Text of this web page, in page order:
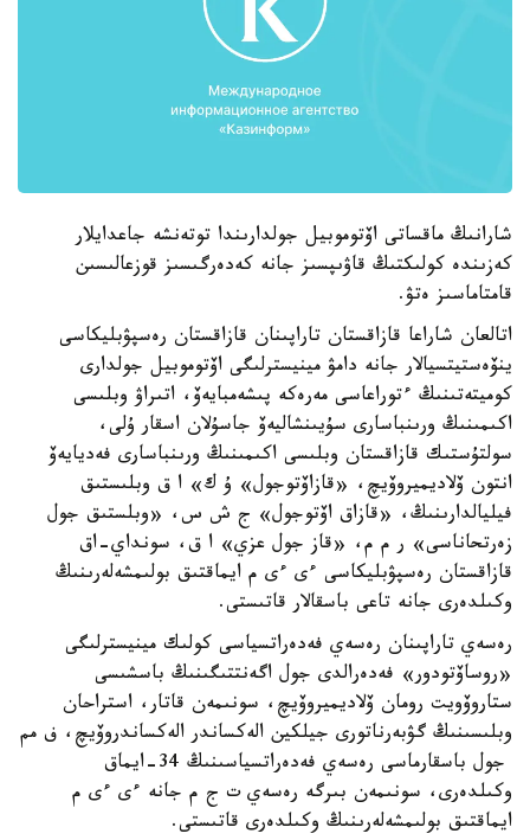
شارانىڭ ماقساتى اۆتوموبيل جولدارىندا توتەنشە جاعدايلار
كەزىندە كولىكتىڭ قاۋىپسىز جانە كەدەرگىسىز قوزعالىسىن
قامتاماسىز ەتۋ.
اتالعان شاراعا قازاقستان تاراپىنان قازاقستان رەسپۋبليكاسى
ينۆەستيتسيالار جانە دامۋ مينيسترلىگى اۆتوموبيل جولدارى
كوميتەتىنىڭ ءتوراعاسى مەرەكە پىشەمبايەۆ، اتىراۋ وبلىسى
اكىمىنىڭ ورىنباسارى سۇيىنشاليەۆ جاسۇلان اسقار ۇلى،
سولتۇستىك قازاقستان وبلىسى اكىمىنىڭ ورىنباسارى فەديايەۆ
انتون ۆلاديميروۆيچ، «قازاۆتوجول» ۇ ك» ا ق وبلىستىق
فيليالدارىنىڭ، «قازاق اۆتوجول» ج ش س، «وبلستىق جول
زەرتحاناسى» ر م م، «قاز جول عزي» ا ق، سونداي-اق
قازاقستان رەسپۋبليكاسى ءى ءى م ايماقتىق بولىمشەلەرىنىڭ
وكىلدەرى جانە تاعى باسقالار قاتىستى.
رەسەي تاراپىنان رەسەي فەدەراتسياسى كولىك مينيسترلىگى
«روساۆتودور» فەدەرالدى جول اگەنتتىگىنىڭ باسشىسى
ستاروۆويت رومان ۆلاديميروۆيچ، سونىمەن قاتار، استراحان
وبلىسىنىڭ گۋبەرناتورى جيلكين الەكساندر الەكساندروۆيچ، ف مم
جول باسقارماسى رەسەي فەدەراتسياسىنىڭ 34-ايماق
وكىلدەرى، سونىمەن بىرگە رەسەي ت ج م جانە ءى ءى م
ايماقتىق بولىمشەلەرىنىڭ وكىلدەرى قاتىستى.